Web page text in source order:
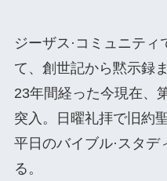
ジーザス·コミュニテ
て、創世記から黙示録
23年間経った今現在、
突入。日曜礼拝で旧約
平日のバイブル·スタ
る。